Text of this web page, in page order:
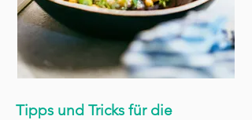
Tipps und Tricks für die